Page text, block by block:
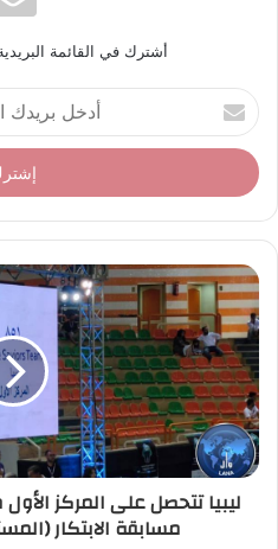
أشترك في القائمة
أ
د
خ
ل
ر
د
ك
ا
ل
إ
ل
ك
ت
ر
مسابقة الابتكار